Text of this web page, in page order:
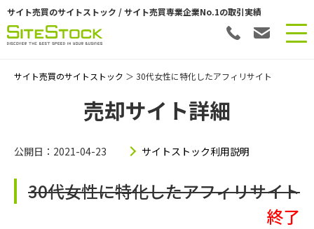
サイト売買のサイトストック / サイト売買専業企業No.1の取引実績
サイト売買のサイトストック ＞ 30代女性に特化したアフィリサイト
売却サイト詳細
公開日：2021-04-23 サイトストック利用説明
30代女性に特化したアフィリサイト
終了